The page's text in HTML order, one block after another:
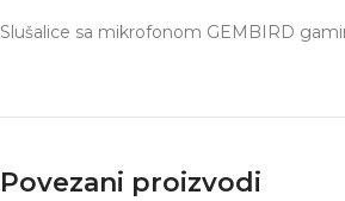
Slušalice sa mikrofonom GEMBIRD
Povezani proizvodi